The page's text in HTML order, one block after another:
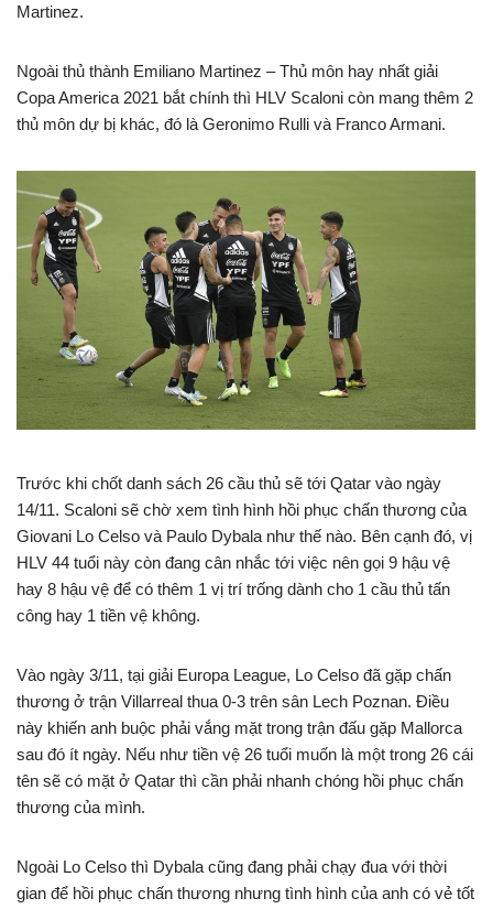
Martinez.
Ngoài thủ thành Emiliano Martinez – Thủ môn hay nhất giải
Copa America 2021 bắt chính thì HLV Scaloni còn mang thêm 2
thủ môn dự bị khác, đó là Geronimo Rulli và Franco Armani.
Trước khi chốt danh sách 26 cầu thủ sẽ tới Qatar vào ngày
14/11. Scaloni sẽ chờ xem tình hình hồi phục chấn thương của
Giovani Lo Celso và Paulo Dybala như thế nào. Bên cạnh đó, vị
HLV 44 tuổi này còn đang cân nhắc tới việc nên gọi 9 hậu vệ
hay 8 hậu vệ để có thêm 1 vị trí trống dành cho 1 cầu thủ tấn
công hay 1 tiền vệ không.
Vào ngày 3/11, tại giải Europa League, Lo Celso đã gặp chấn
thương ở trận Villarreal thua 0-3 trên sân Lech Poznan. Điều
này khiến anh buộc phải vắng mặt trong trận đấu gặp Mallorca
sau đó ít ngày. Nếu như tiền vệ 26 tuổi muốn là một trong 26 cái
tên sẽ có mặt ở Qatar thì cần phải nhanh chóng hồi phục chấn
thương của mình.
Ngoài Lo Celso thì Dybala cũng đang phải chạy đua với thời
gian để hồi phục chấn thương nhưng tình hình của anh có vẻ tốt